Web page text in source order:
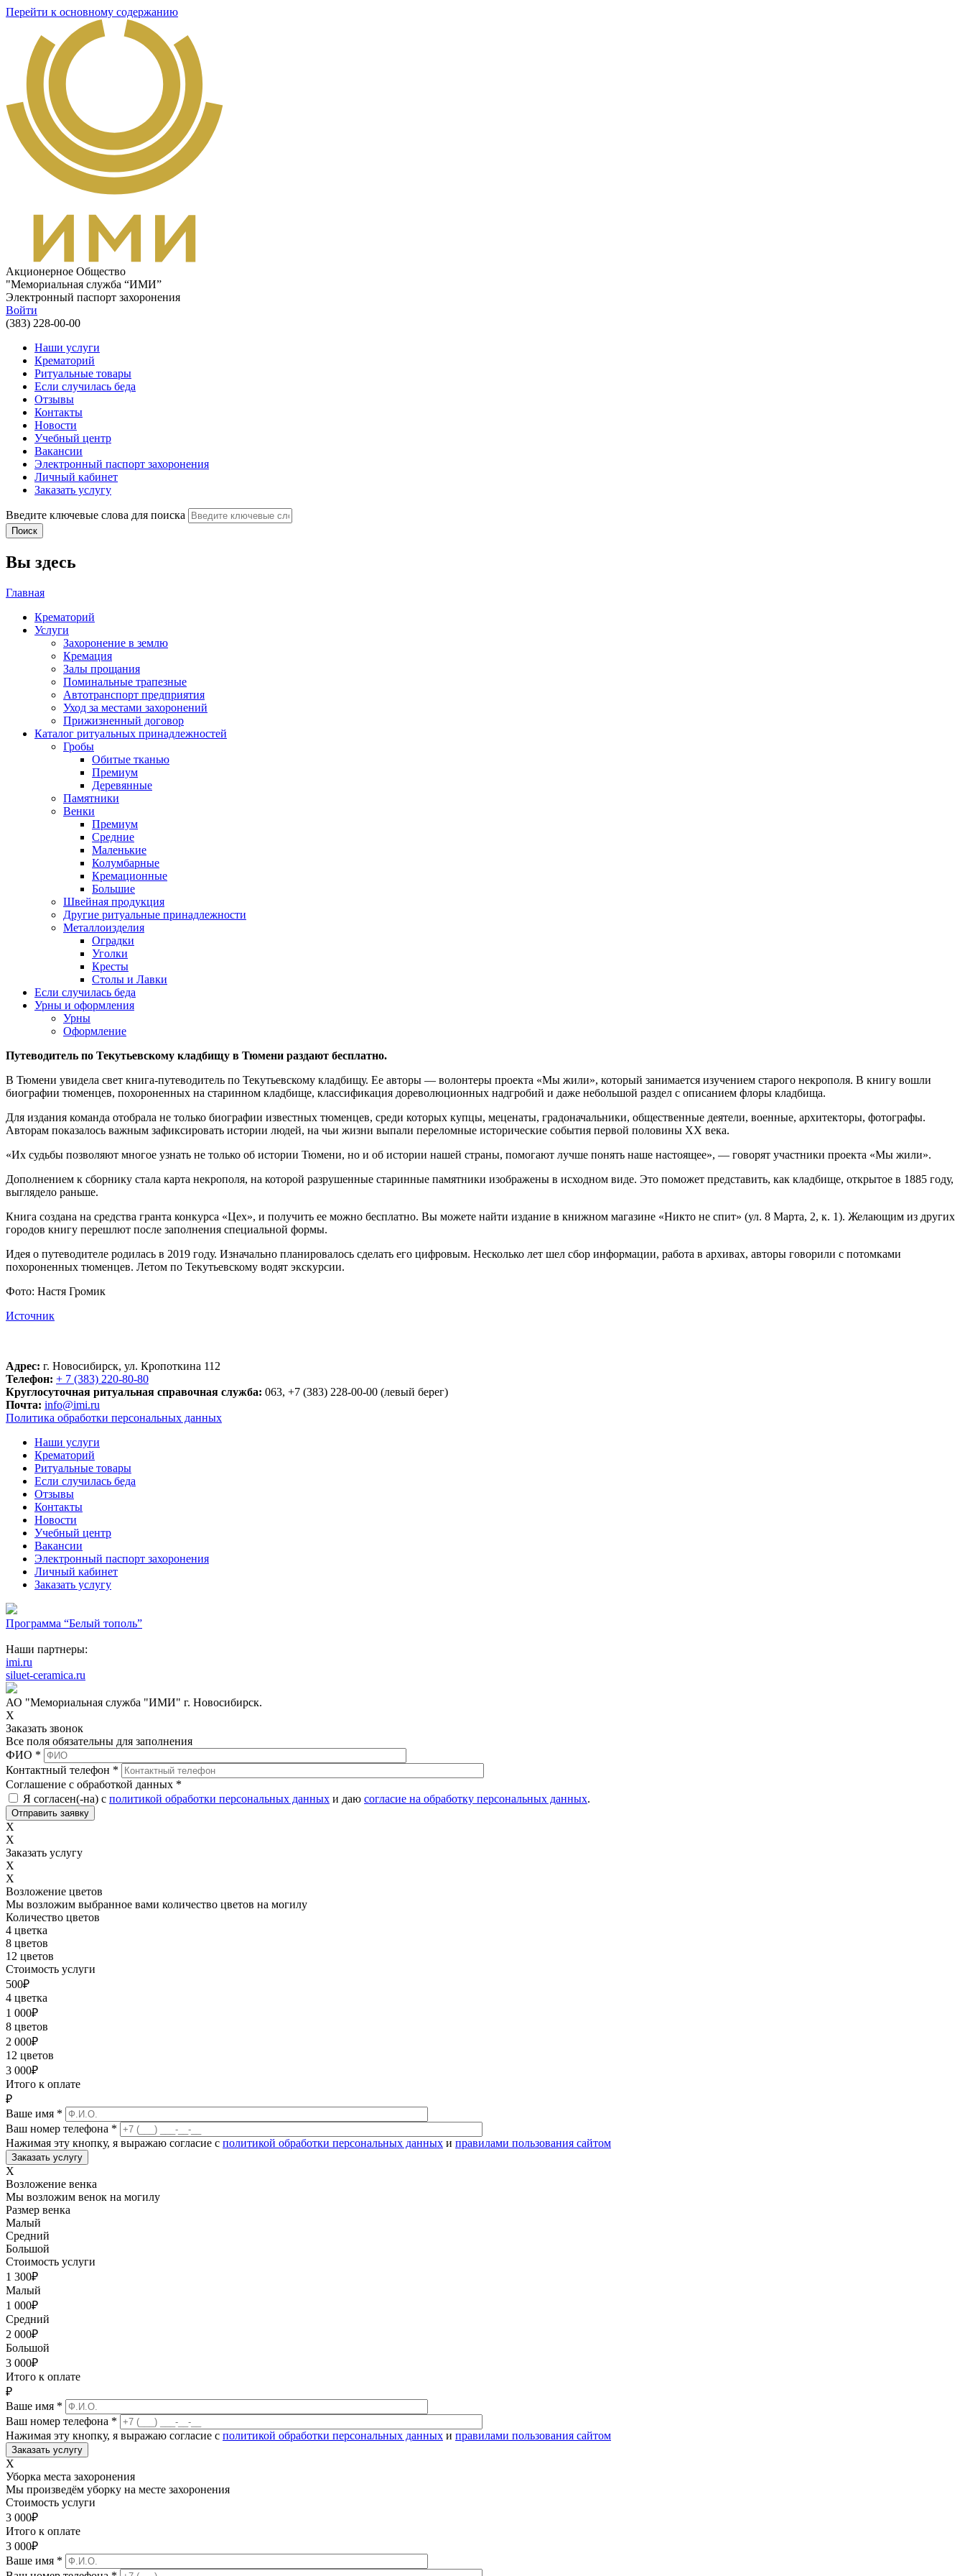
Перейти к основному содержанию
Акционерное Общество
"Мемориальная служба “ИМИ”
Электронный паспорт захоронения
Войти
(383) 228-00-00
Наши услуги
Крематорий
Ритуальные товары
Если случилась беда
Отзывы
Контакты
Новости
Учебный центр
Вакансии
Электронный паспорт захоронения
Личный кабинет
Заказать услугу
Введите ключевые слова для поиска
Вы здесь
Главная
Крематорий
Услуги
Захоронение в землю
Кремация
Залы прощания
Поминальные трапезные
Автотранспорт предприятия
Уход за местами захоронений
Прижизненный договор
Каталог ритуальных принадлежностей
Гробы
Обитые тканью
Премиум
Деревянные
Памятники
Венки
Премиум
Средние
Маленькие
Колумбарные
Кремационные
Большие
Швейная продукция
Другие ритуальные принадлежности
Металлоизделия
Оградки
Уголки
Кресты
Столы и Лавки
Если случилась беда
Урны и оформления
Урны
Оформление
Путеводитель по Текутьевскому кладбищу в Тюмени раздают бесплатно.
В Тюмени увидела свет книга-путеводитель по Текутьевскому кладбищу. Ее авторы — волонтеры проекта «Мы жили», который занимается изучением старого некрополя. В книгу вошли
биографии тюменцев, похороненных на старинном кладбище, классификация дореволюционных надгробий и даже небольшой раздел с описанием флоры кладбища.
Для издания команда отобрала не только биографии известных тюменцев, среди которых купцы, меценаты, градоначальники, общественные деятели, военные, архитекторы, фотографы.
Авторам показалось важным зафиксировать истории людей, на чьи жизни выпали переломные исторические события первой половины XX века.
«Их судьбы позволяют многое узнать не только об истории Тюмени, но и об истории нашей страны, помогают лучше понять наше настоящее», — говорят участники проекта «Мы жили».
Дополнением к сборнику стала карта некрополя, на которой разрушенные старинные памятники изображены в исходном виде. Это поможет представить, как кладбище, открытое в 1885 году,
выглядело раньше.
Книга создана на средства гранта конкурса «Цех», и получить ее можно бесплатно. Вы можете найти издание в книжном магазине «Никто не спит» (ул. 8 Марта, 2, к. 1). Желающим из других
городов книгу перешлют после заполнения специальной формы.
Идея о путеводителе родилась в 2019 году. Изначально планировалось сделать его цифровым. Несколько лет шел сбор информации, работа в архивах, авторы говорили с потомками
похороненных тюменцев. Летом по Текутьевскому водят экскурсии.
Фото: Настя Громик
Источник
Адрес: г. Новосибирск, ул. Кропоткина 112
Телефон: + 7 (383) 220-80-80
Круглосуточная ритуальная справочная служба: 063, +7 (383) 228-00-00 (левый берег)
Почта: info@imi.ru
Политика обработки персональных данных
Наши услуги
Крематорий
Ритуальные товары
Если случилась беда
Отзывы
Контакты
Новости
Учебный центр
Вакансии
Электронный паспорт захоронения
Личный кабинет
Заказать услугу
Программа “Белый тополь”
Наши партнеры:
imi.ru
siluet-ceramica.ru
АО "Мемориальная служба "ИМИ" г. Новосибирск.
X
Заказать звонок
Все поля обязательны для заполнения
ФИО *
Контактный телефон *
Соглашение с обработкой данных *
Я согласен(-на) с политикой обработки персональных данных и даю согласие на обработку персональных данных.
X
X
Заказать услугу
X
X
Возложение цветов
Мы возложим выбранное вами количество цветов на могилу
Количество цветов
4 цветка
8 цветов
12 цветов
Стоимость услуги
500₽
4 цветка
1 000₽
8 цветов
2 000₽
12 цветов
3 000₽
Итого к оплате
₽
Ваше имя *
Ваш номер телефона *
Нажимая эту кнопку, я выражаю согласие с политикой обработки персональных данных и правилами пользования сайтом
X
Возложение венка
Мы возложим венок на могилу
Размер венка
Малый
Средний
Большой
Стоимость услуги
1 300₽
Малый
1 000₽
Средний
2 000₽
Большой
3 000₽
Итого к оплате
₽
Ваше имя *
Ваш номер телефона *
Нажимая эту кнопку, я выражаю согласие с политикой обработки персональных данных и правилами пользования сайтом
X
Уборка места захоронения
Мы произведём уборку на месте захоронения
Стоимость услуги
3 000₽
Итого к оплате
3 000₽
Ваше имя *